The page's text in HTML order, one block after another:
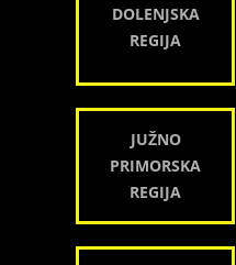
DOLENJSKA
REGIJA
JUŽNO
PRIMORSKA
REGIJA